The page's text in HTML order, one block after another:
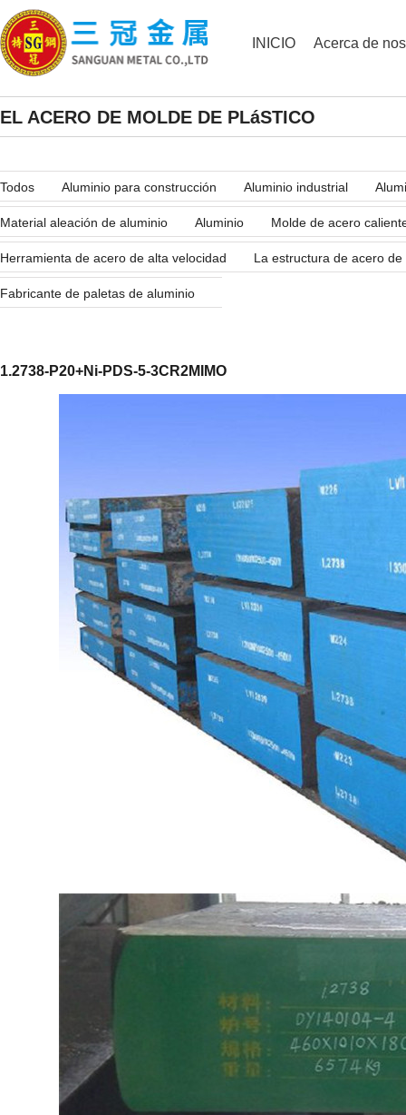
INICIO Acerca de
EL ACERO DE MOLDE DE PLáSTICO
Todos Aluminio para construcción Aluminio industrial
Material aleación de aluminio Aluminio Molde de acero
Herramienta de acero de alta velocidad La estructura de acero de
Fabricante de paletas de aluminio
1.2738-P20+Ni-PDS-5-3CR2MIMO